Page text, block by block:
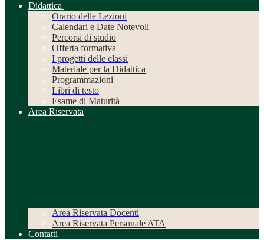
Didattica
Orario delle Lezioni
Calendari e Date Notevoli
Percorsi di studio
Offerta formativa
I progetti delle classi
Materiale per la Didattica
Programmazioni
Libri di testo
Esame di Maturità
Area Riservata
Area Riservata Docenti
Area Riservata Personale ATA
Contatti